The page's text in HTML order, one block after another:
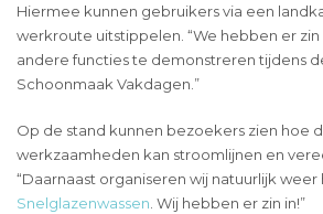
Hiermee kunnen gebruikers via een
werkroute uitstippelen. “We hebben er
andere functies te demonstreren tijdens
Schoonmaak Vakdagen.”
Op de stand kunnen bezoekers zien hoe
werkzaamheden kan stroomlijnen en
“Daarnaast organiseren wij natuurlijk weer
Snelglazenwassen . Wij hebben er zin in!”